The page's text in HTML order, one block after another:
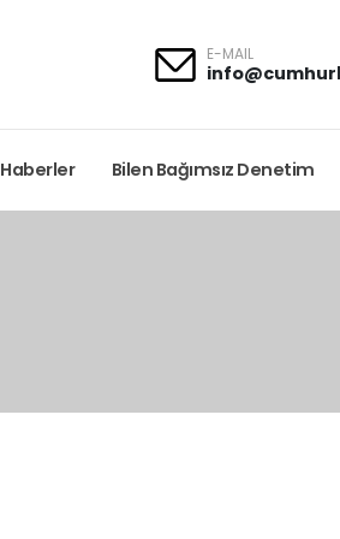
E-MAIL
Haberler Bilen Bağımsız Denetim